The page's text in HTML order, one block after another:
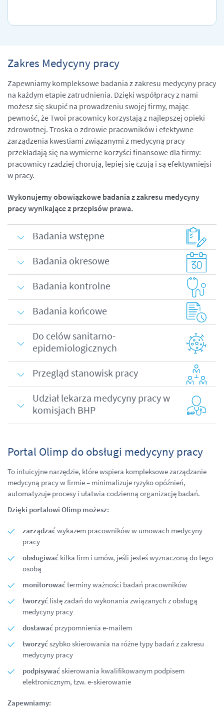
Zakres Medycyny pracy
Zapewniamy kompleksowe badania z zakresu medycyny pracy
na każdym etapie zatrudnienia. Dzięki współpracy z nami
możesz się skupić na prowadzeniu swojej firmy, mając
pewność, że Twoi pracownicy korzystają z najlepszej opieki
zdrowotnej. Troska o zdrowie pracowników i efektywne
zarządzenia kwestiami związanymi z medycyną pracy
przekładają się na wymierne korzyści finansowe dla firmy:
pracownicy rzadziej chorują, lepiej się czują i są efektywniejsi
w pracy.
Wykonujemy obowiązkowe badania z zakresu medycyny
pracy wynikające z przepisów prawa.
Badania wstępne
Badania okresowe
Badania kontrolne
Badania końcowe
Do celów sanitarno-
epidemiologicznych
Przegląd stanowisk pracy
Udział lekarza medycyny pracy w
komisjach BHP
Portal Olimp do obsługi medycyny pracy
To intuicyjne narzędzie, które wspiera kompleksowe zarządzanie
medycyną pracy w firmie – minimalizuje ryzyko opóźnień,
automatyzuje procesy i ułatwia codzienną organizację badań.
Dzięki portalowi Olimp możesz:
zarządzaćwykazem pracowników w umowach medycyny
pracy
obsługiwać kilka firm i umów, jeśli jesteś wyznaczoną do tego
osobą
monitorowaćterminy ważności badań pracowników
tworzyć listę zadań do wykonania związanych z obsługą
medycyny pracy
dostawać przypomnienia e-mailem
tworzyćszybko skierowania na różne typy badań z zakresu
medycyny pracy
podpisywaćskierowania kwalifikowanym podpisem
elektronicznym, tzw. e-skierowanie
Zapewniamy: